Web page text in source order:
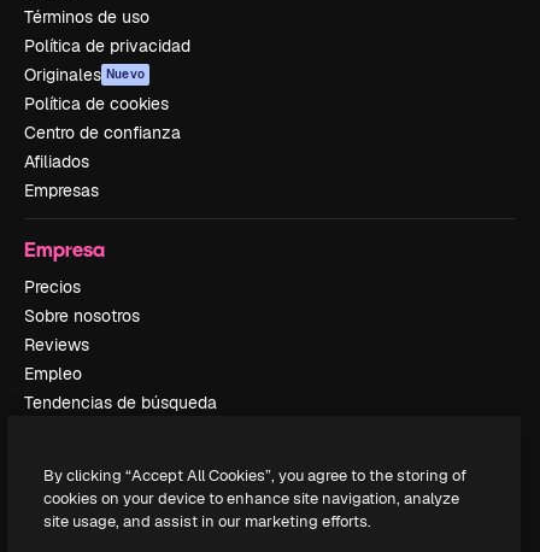
Términos de uso
Política de privacidad
Originales Nuevo
Política de cookies
Centro de confianza
Afiliados
Empresas
Empresa
Precios
Sobre nosotros
Reviews
Empleo
Tendencias de búsqueda
Slidesgo
Vender contenido
By clicking “Accept All Cookies”, you agree to the storing of
cookies on your device to enhance site navigation, analyze
site usage, and assist in our marketing efforts.